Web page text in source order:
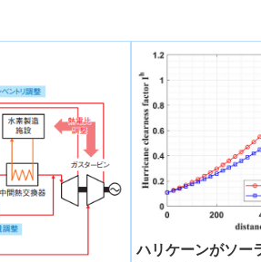
ハリケーンがソー